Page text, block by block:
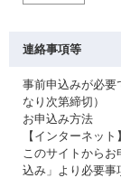
連絡事項等
事前申込みが必
なり次第締切）
お申込み方法
【インターネット】
このサイトからお
込み」より必要事